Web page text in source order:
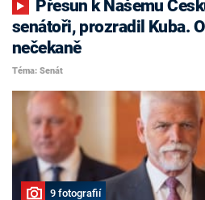
senátoři, prozradil Kuba.
nečekaně
Téma: Senát
9 fotografií